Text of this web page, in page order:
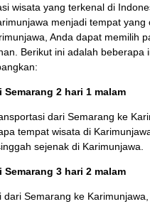
wisata yang terkenal di
menjadi tempat
Anda dapat memilih
Berikut ini adalah
2 hari 1 malam
dari Semarang ke
tempat wisata di
sejenak di Karimunjawa.
3 hari 2 malam
Semarang ke